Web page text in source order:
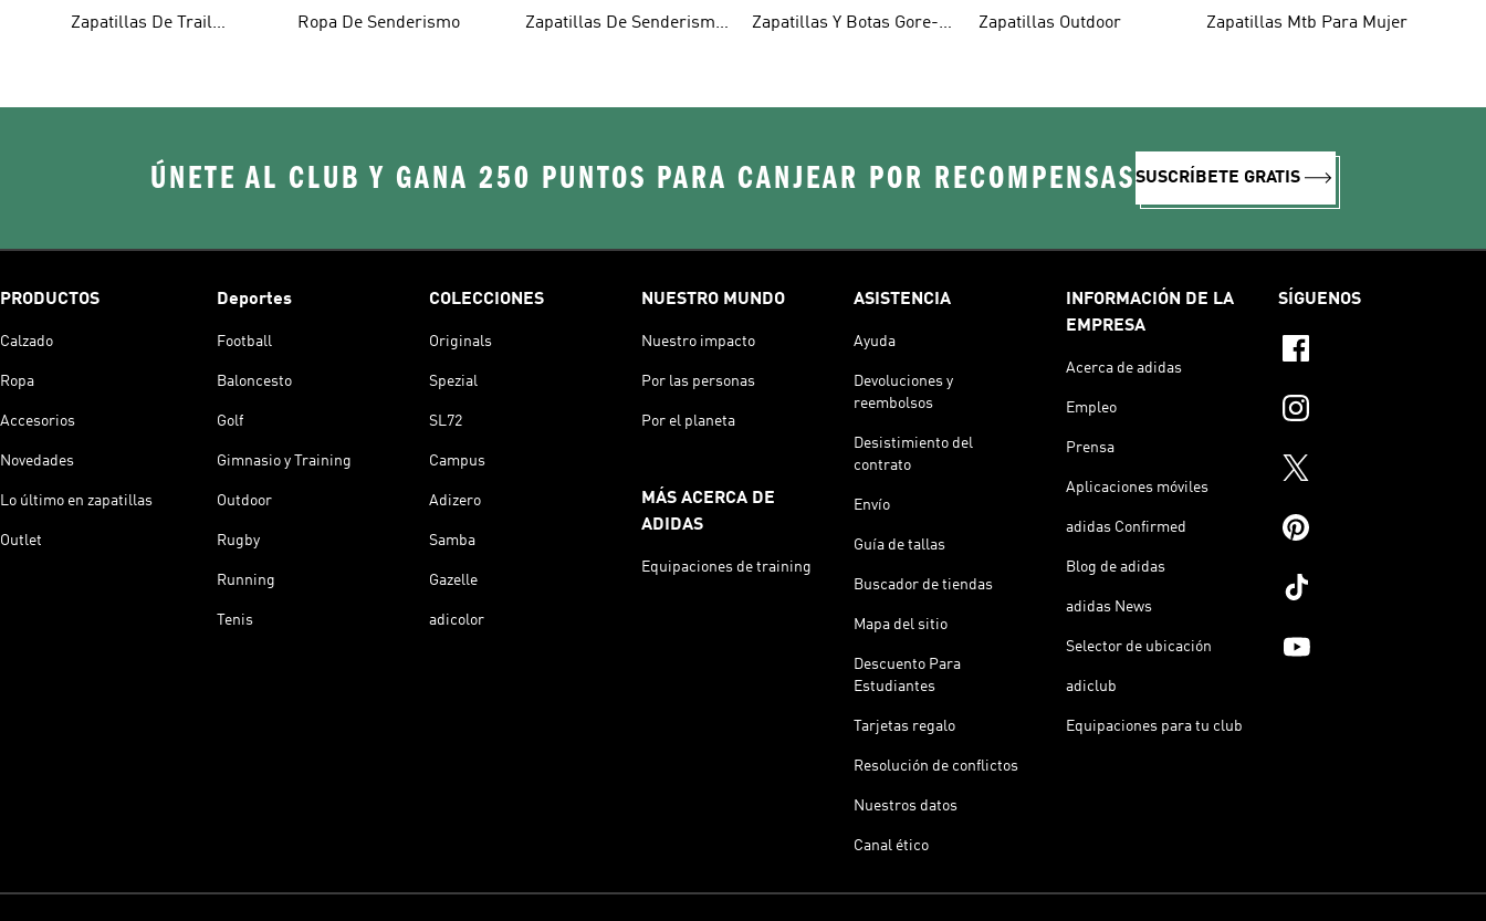
Zapatillas De Trail
Ropa De Senderismo
Zapatillas De Senderismo
Zapatillas Y Botas Gore-
Zapatillas Outdoor
Zapatillas Mtb Para Mujer
ÚNETE AL CLUB Y GANA 250 PUNTOS PARA CANJEAR POR RECOMPENSASSUSCRÍBETE GRATIS
PRODUCTOS
Calzado
Ropa
Accesorios
Novedades
Lo último en zapatillas
Outlet
Deportes
Football
Baloncesto
Golf
Gimnasio y Training
Outdoor
Rugby
Running
Tenis
COLECCIONES
Originals
Spezial
SL72
Campus
Adizero
Samba
Gazelle
adicolor
NUESTRO MUNDO
Nuestro impacto
Por las personas
Por el planeta
MÁS ACERCA DE
ADIDAS
Equipaciones de training
ASISTENCIA
Ayuda
Devoluciones y
reembolsos
Desistimiento del
contrato
Envío
Guía de tallas
Buscador de tiendas
Mapa del sitio
Descuento Para
Estudiantes
Tarjetas regalo
Resolución de conflictos
Nuestros datos
Canal ético
INFORMACIÓN DE LA
EMPRESA
Acerca de adidas
Empleo
Prensa
Aplicaciones móviles
adidas Confirmed
Blog de adidas
adidas News
Selector de ubicación
adiclub
Equipaciones para tu club
SÍGUENOS